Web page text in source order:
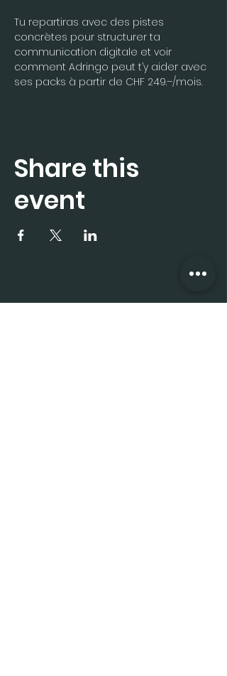
Tu repartiras avec des pistes
concrètes pour structurer ta
communication digitale et voir
comment Adringo peut t’y aider avec
ses packs à partir de CHF 249.–/mois.
Share this
event
Subscribe to the